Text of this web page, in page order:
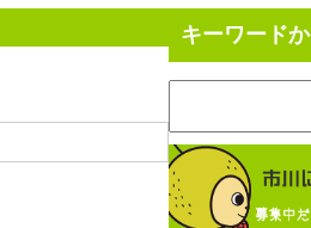
キーワード